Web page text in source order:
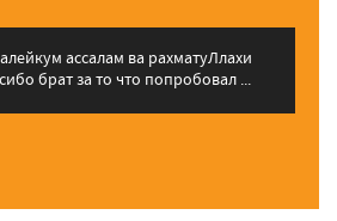
брат за то что попробовал ...